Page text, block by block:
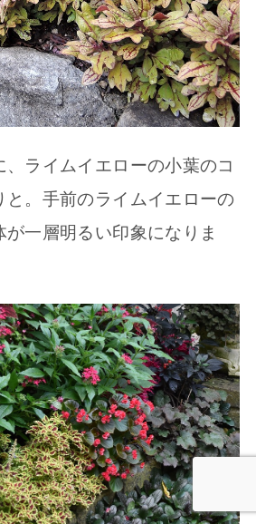
ライムイエローの小葉のコ
と。手前のライムイエローの
が一層明るい印象になりま